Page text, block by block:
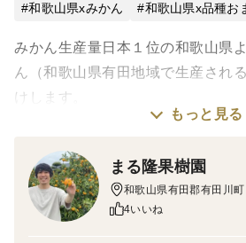
和歌山県xみかん
和歌山県x品種お
みかん生産量日本１位の和歌山県
ん（和歌山県有田地域で生産され
けします。
早生みかんは11月頃にかけて店頭
みかんです。
もっと見る
まる隆果樹園
和歌山県有田郡有田川町
4いいね